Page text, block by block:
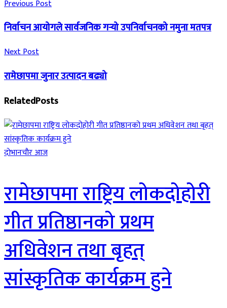
Previous Post
निर्वाचन आयोगले सार्वजनिक गर्‍यो उपनिर्वाचनको नमुना मतपत्र
Next Post
रामेछापमा जुनार उत्पादन बढ्यो
RelatedPosts
दाेभानचाैर आज
रामेछापमा राष्ट्रिय लोकदोहोरी
गीत प्रतिष्ठानको प्रथम
अधिवेशन तथा बृहत्
सांस्कृतिक कार्यक्रम हुने